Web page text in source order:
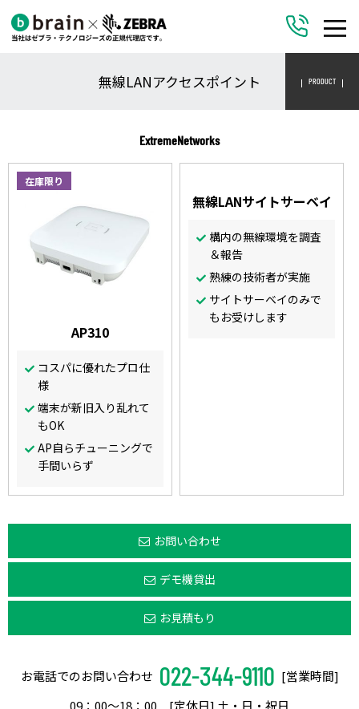
無線LANアクセスポイント PRODUCT
ExtremeNetworks
在庫限り
AP310
コスパに優れたプロ仕
様
端末が新旧入り乱れて
もOK
AP自らチューニングで
手間いらず
無線LANサイトサーベイ
構内の無線環境を調査
＆報告
熟練の技術者が実施
サイトサーベイのみで
もお受けします
お問い合わせ
デモ機貸出
お見積もり
お電話でのお問い合わせ 022-344-9110 [営業時間]